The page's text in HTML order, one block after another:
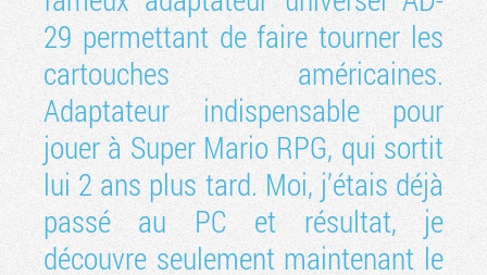
29 permettant de faire tourner les
cartouches américaines.
Adaptateur indispensable pour
jouer à Super Mario RPG, qui sortit
lui 2 ans plus tard. Moi, j’étais déjà
passé au PC et résultat, je
découvre seulement maintenant le